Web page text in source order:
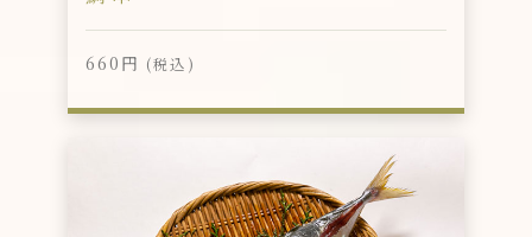
660円 (税込)